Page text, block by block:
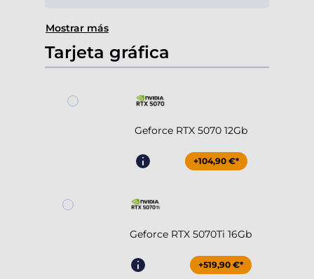
Mostrar más
Tarjeta gráfica
Geforce RTX 5070 12Gb
+104,90 €*
Geforce RTX 5070Ti 16Gb
+519,90 €*